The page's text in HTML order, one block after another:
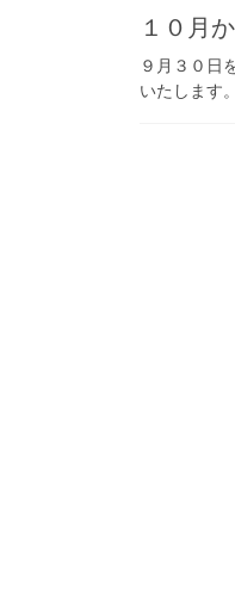
１０月
９月３０日
いたします。